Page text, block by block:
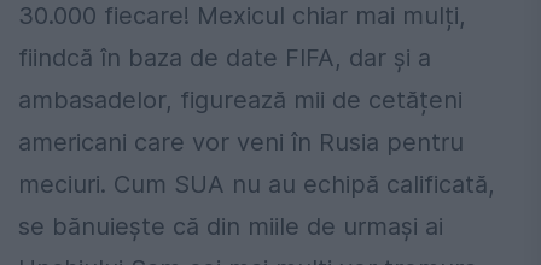
30.000 fiecare! Mexicul chiar mai mulți,
fiindcă în baza de date FIFA, dar și a
ambasadelor, figurează mii de cetățeni
americani care vor veni în Rusia pentru
meciuri. Cum SUA nu au echipă calificată,
se bănuiește că din miile de urmași ai